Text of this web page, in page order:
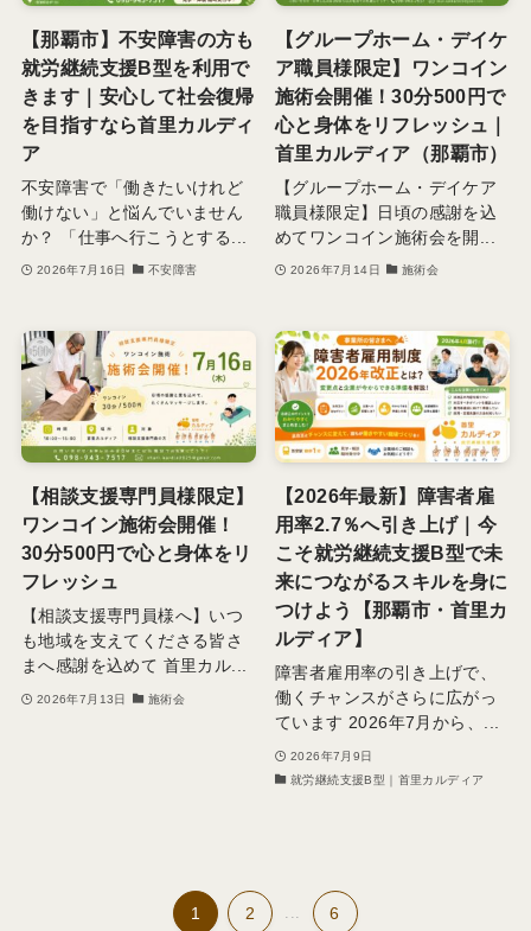
【那覇市】不安障害の方も
就労継続支援B型を利用で
きます｜安心して社会復帰
を目指すなら首里カルディ
ア
不安障害で「働きたいけれど
働けない」と悩んでいません
か？ 「仕事へ行こうとする...
2026年7月16日 不安障害
【グループホーム・デイケ
ア職員様限定】ワンコイン
施術会開催！30分500円で
心と身体をリフレッシュ｜
首里カルディア（那覇市）
【グループホーム・デイケア
職員様限定】日頃の感謝を込
めてワンコイン施術会を開...
2026年7月14日 施術会
【相談支援専門員様限定】
ワンコイン施術会開催！
30分500円で心と身体をリ
フレッシュ
【相談支援専門員様へ】いつ
も地域を支えてくださる皆さ
まへ感謝を込めて 首里カル...
2026年7月13日 施術会
【2026年最新】障害者雇
用率2.7％へ引き上げ｜今
こそ就労継続支援B型で未
来につながるスキルを身に
つけよう【那覇市・首里カ
ルディア】
障害者雇用率の引き上げで、
働くチャンスがさらに広がっ
ています 2026年7月から、...
2026年7月9日
就労継続支援B型｜首里カルディア
1 2 ... 6